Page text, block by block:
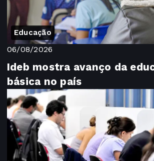
Educação
06/08/2026
Ideb mostra avanço da
básica no país